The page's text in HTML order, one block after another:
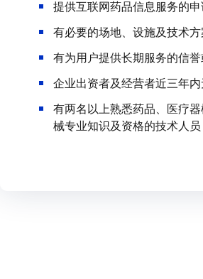
提供互联网药品信息服务的
有必要的场地、设施及技术方
有为用户提供长期服务的信誉
企业出资者及经营者近三年内
有两名以上熟悉药品、医疗
械专业知识及资格的技术人员